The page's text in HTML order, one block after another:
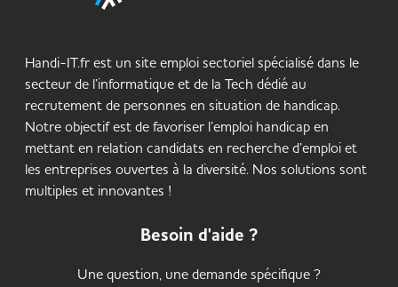
Handi-IT.fr est un site emploi sectoriel spécialisé dans le
secteur de l’informatique et de la Tech dédié au
recrutement de personnes en situation de handicap.
Notre objectif est de favoriser l’emploi handicap en
mettant en relation candidats en recherche d’emploi et
les entreprises ouvertes à la diversité. Nos solutions sont
multiples et innovantes !
Besoin d'aide ?
Une question, une demande spécifique ?